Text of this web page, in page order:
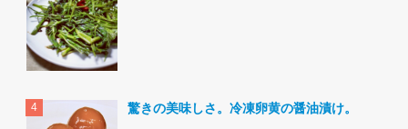
驚きの美味しさ。冷凍卵黄の醤油漬け。